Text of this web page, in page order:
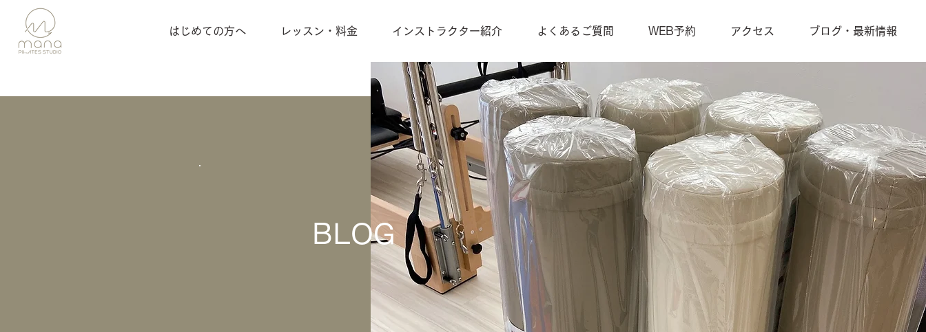
はじめての方へ レッスン・料金 インストラクター紹介 よくあるご質問 WEB予約 アクセス ブログ・最新情報
BLOG